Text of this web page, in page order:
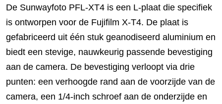
De Sunwayfoto PFL-XT4 is een L-plaat die specifiek
is ontworpen voor de Fujifilm X-T4. De plaat is
gefabriceerd uit één stuk geanodiseerd aluminium en
biedt een stevige, nauwkeurig passende bevestiging
aan de camera. De bevestiging verloopt via drie
punten: een verhoogde rand aan de voorzijde van de
camera, een 1/4-inch schroef aan de onderzijde en